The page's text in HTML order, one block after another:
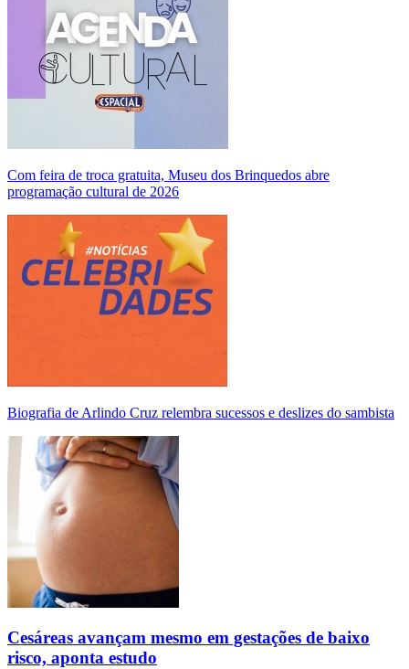
Com feira de troca gratuita, Museu dos Brinquedos abre
programação cultural de 2026
Biografia de Arlindo Cruz relembra sucessos e deslizes do sambista
Cesáreas avançam mesmo em gestações de baixo
risco, aponta estudo